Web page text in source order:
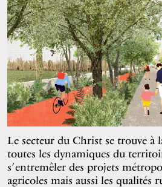
Le secteur du Christ se trouve à
toutes les dynamiques du
s’entremêler des projets
agricoles mais aussi les qualités